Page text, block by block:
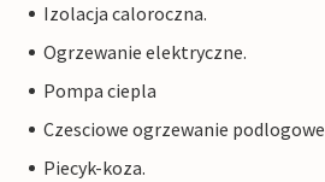
Izolacja caloroczna.
Ogrzewanie elektryczne.
Pompa ciepla
Czesciowe ogrzewanie podlogowe
Piecyk-koza.